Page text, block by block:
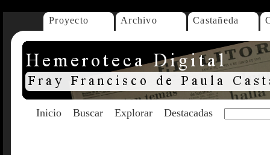
Proyecto Archivo Castañeda
Inicio Buscar Explorar Destacadas